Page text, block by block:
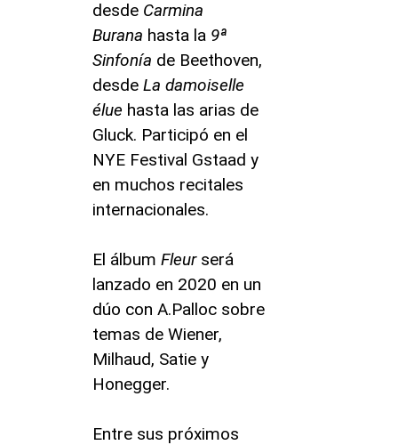
desde Carmina
Burana hasta la 9ª
Sinfonía de Beethoven,
desde La damoiselle
élue hasta las arias de
Gluck. Participó en el
NYE Festival Gstaad y
en muchos recitales
internacionales.
El álbum Fleurserá
lanzado en 2020 en un
dúo con A.Palloc sobre
temas de Wiener,
Milhaud, Satie y
Honegger.
Entre sus próximos